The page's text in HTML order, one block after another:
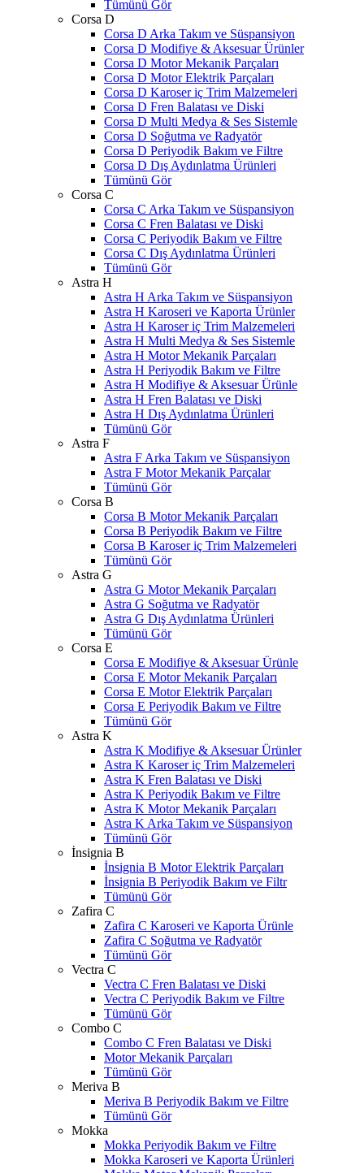
Tümünü Gör
Corsa D
Corsa D Arka Takım ve Süspansiyon
Corsa D Modifiye & Aksesuar Ürünler
Corsa D Motor Mekanik Parçaları
Corsa D Motor Elektrik Parçaları
Corsa D Karoser iç Trim Malzemeleri
Corsa D Fren Balatası ve Diski
Corsa D Multi Medya & Ses Sistemle
Corsa D Soğutma ve Radyatör
Corsa D Periyodik Bakım ve Filtre
Corsa D Dış Aydınlatma Ürünleri
Tümünü Gör
Corsa C
Corsa C Arka Takım ve Süspansiyon
Corsa C Fren Balatası ve Diski
Corsa C Periyodik Bakım ve Filtre
Corsa C Dış Aydınlatma Ürünleri
Tümünü Gör
Astra H
Astra H Arka Takım ve Süspansiyon
Astra H Karoseri ve Kaporta Ürünler
Astra H Karoser iç Trim Malzemeleri
Astra H Multi Medya & Ses Sistemle
Astra H Motor Mekanik Parçaları
Astra H Periyodik Bakım ve Filtre
Astra H Modifiye & Aksesuar Ürünle
Astra H Fren Balatası ve Diski
Astra H Dış Aydınlatma Ürünleri
Tümünü Gör
Astra F
Astra F Arka Takım ve Süspansiyon
Astra F Motor Mekanik Parçalar
Tümünü Gör
Corsa B
Corsa B Motor Mekanik Parçaları
Corsa B Periyodik Bakım ve Filtre
Corsa B Karoser iç Trim Malzemeleri
Tümünü Gör
Astra G
Astra G Motor Mekanik Parçaları
Astra G Soğutma ve Radyatör
Astra G Dış Aydınlatma Ürünleri
Tümünü Gör
Corsa E
Corsa E Modifiye & Aksesuar Ürünle
Corsa E Motor Mekanik Parçaları
Corsa E Motor Elektrik Parçaları
Corsa E Periyodik Bakım ve Filtre
Tümünü Gör
Astra K
Astra K Modifiye & Aksesuar Ürünler
Astra K Karoser iç Trim Malzemeleri
Astra K Fren Balatası ve Diski
Astra K Periyodik Bakım ve Filtre
Astra K Motor Mekanik Parçaları
Astra K Arka Takım ve Süspansiyon
Tümünü Gör
İnsignia B
İnsignia B Motor Elektrik Parçaları
İnsignia B Periyodik Bakım ve Filtr
Tümünü Gör
Zafira C
Zafira C Karoseri ve Kaporta Ürünle
Zafira C Soğutma ve Radyatör
Tümünü Gör
Vectra C
Vectra C Fren Balatası ve Diski
Vectra C Periyodik Bakım ve Filtre
Tümünü Gör
Combo C
Combo C Fren Balatası ve Diski
Motor Mekanik Parçaları
Tümünü Gör
Meriva B
Meriva B Periyodik Bakım ve Filtre
Tümünü Gör
Mokka
Mokka Periyodik Bakım ve Filtre
Mokka Karoseri ve Kaporta Ürünleri